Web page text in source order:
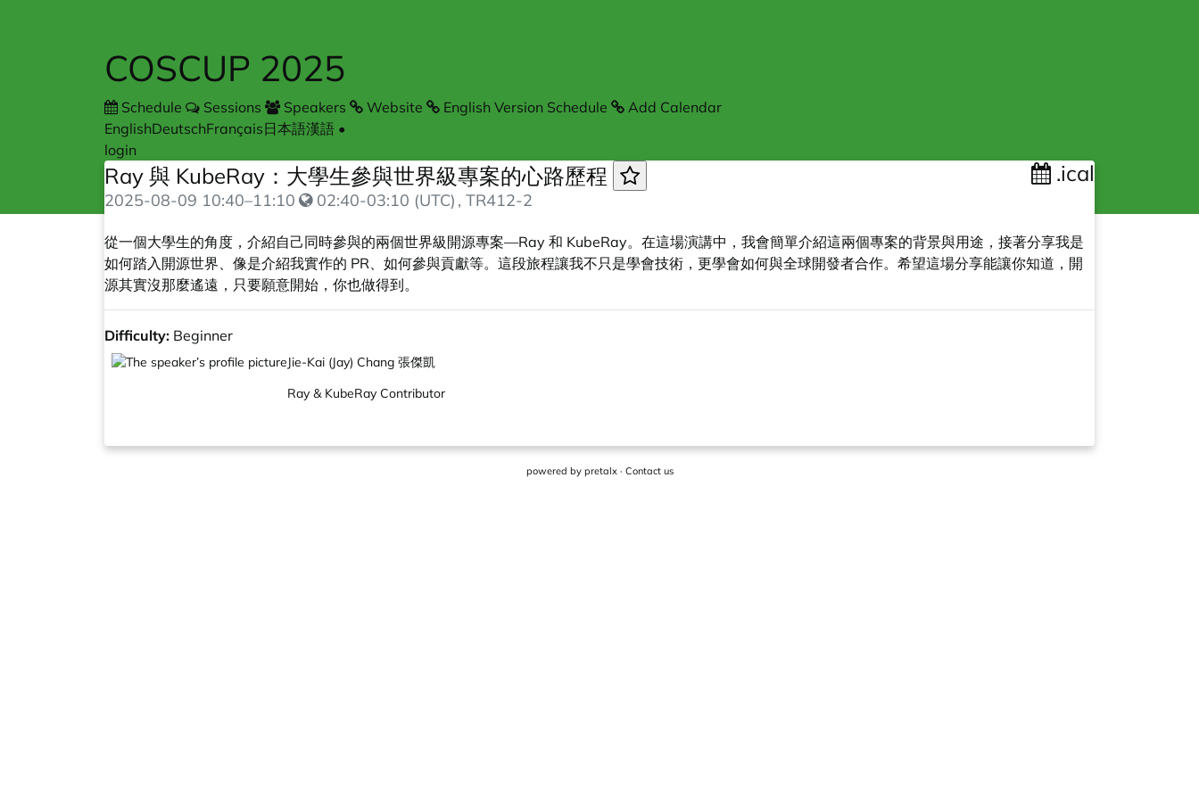
COSCUP 2025
Schedule Sessions Speakers Website English Version Schedule
Add Calendar
EnglishDeutschFrançais日本語漢語 •
login
Ray 與 KubeRay：大學生參與世界級專案的心路歷程 .ical
2025-08-09 10:40–11:10 02:40-03:10 (UTC) , TR412-2
從一個大學生的角度，介紹自己同時參與的兩個世界級開源專案—Ray 和 KubeRay。在這場演講中，我會簡單介紹這兩個專案的背景與用途，接著分享我是
如何踏入開源世界、像是介紹我實作的 PR、如何參與貢獻等。這段旅程讓我不只是學會技術，更學會如何與全球開發者合作。希望這場分享能讓你知道，開
源其實沒那麼遙遠，只要願意開始，你也做得到。
Difficulty: Beginner
Jie-Kai (Jay) Chang 張傑凱
Ray & KubeRay Contributor
powered by pretalx· Contact us